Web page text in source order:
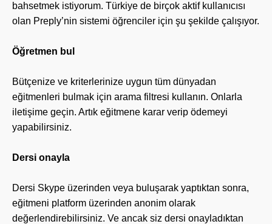
bahsetmek istiyorum. Türkiye de birçok aktif kullanıcısı
olan Preply’nin sistemi öğrenciler için şu şekilde çalışıyor.
Öğretmen bul
Bütçenize ve kriterlerinize uygun tüm dünyadan
eğitmenleri bulmak için arama filtresi kullanın. Onlarla
iletişime geçin. Artık eğitmene karar verip ödemeyi
yapabilirsiniz.
Dersi onayla
Dersi Skype üzerinden veya buluşarak yaptıktan sonra,
eğitmeni platform üzerinden anonim olarak
değerlendirebilirsiniz. Ve ancak siz dersi onayladıktan